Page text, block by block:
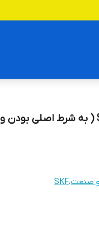
بلبرینگ NU315 ECJ/C3 برند SKF ( به شرط اصلی بودن و
صنعت،SKF